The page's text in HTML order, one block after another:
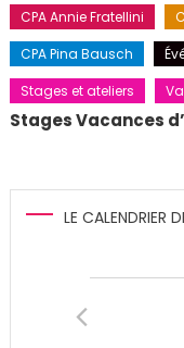
CPA Annie Fratellini
CPA Pina Bausch
Stages et ateliers
Stages Vacances
LE CALENDRIER